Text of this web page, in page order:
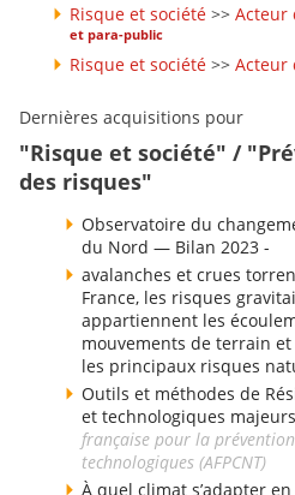
Risque et société >> Acteur
et para-public
Risque et société >> Acteur
Dernières acquisitions pour
"Risque et société" /
des risques"
Observatoire du
du Nord — Bilan 2023 -
avalanches et crues
France, les risques
appartiennent les
mouvements de terrain
les principaux risques
Outils et méthodes de
et technologiques
française pour la
technologiques (AFPCNT)
À quel climat s’adapter en